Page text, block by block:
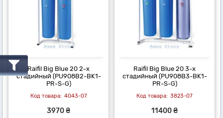
Raifil Вig Blue 20 2-х
стадийный (PU908B2-BK1-
PR-S-G)
4043-07
3970 ₴
Raifil Вig Blue 20 3-х
стадийный (PU908B3-BK1-
PR-S-G)
3823-07
11400 ₴